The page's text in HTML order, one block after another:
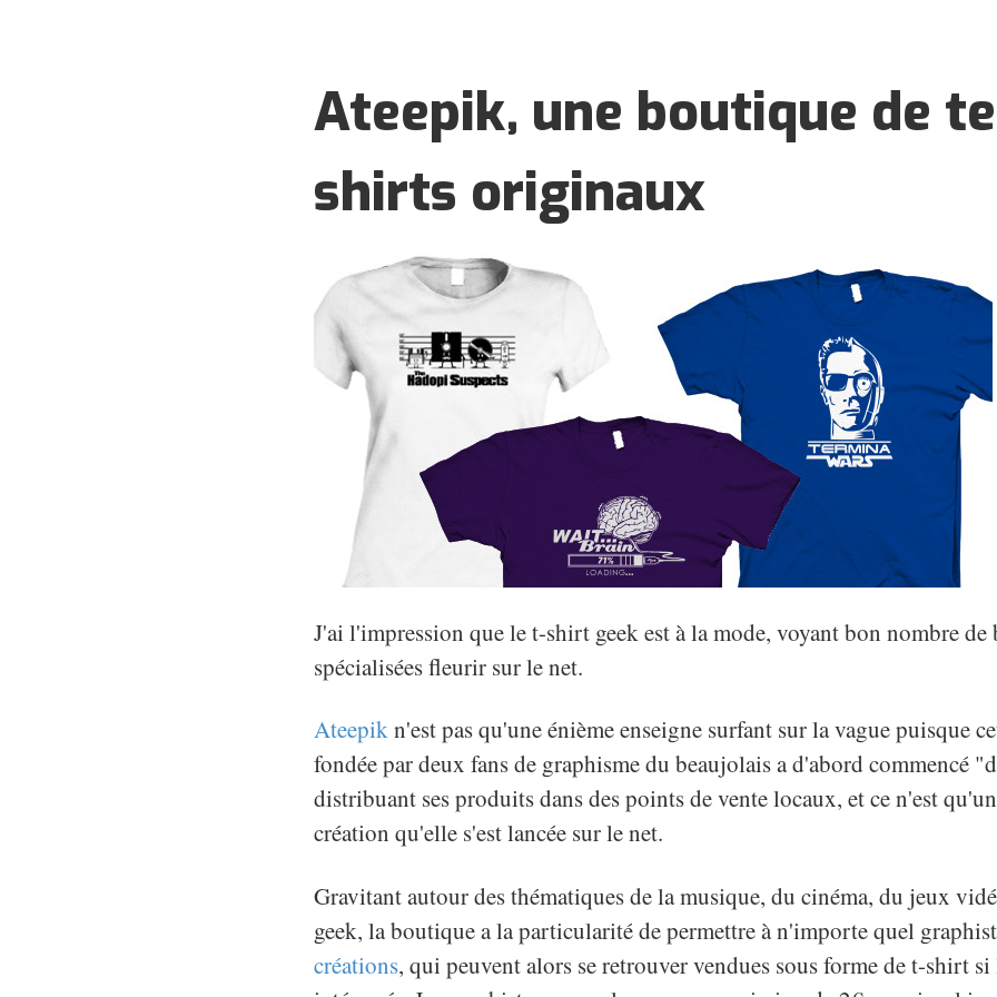
Ateepik, une boutique de
shirts originaux
J'ai l'impression que le t-shirt geek est à la mode, voyant bon nombre de
spécialisées fleurir sur le net.
Ateepikn'est pas qu'une énième enseigne surfant sur la vague puisque
fondée par deux fans de graphisme du beaujolais a d'abord commencé
distribuant ses produits dans des points de vente locaux, et ce n'est
création qu'elle s'est lancée sur le net.
Gravitant autour des thématiques de la musique, du cinéma, du jeux
geek, la boutique a la particularité de permettre à n'importe quel
créations, qui peuvent alors se retrouver vendues sous forme de t-shirt